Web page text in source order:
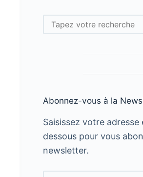
Rechercher
Abonnez-vous à la
Saisissez votre adresse
dessous pour vous
newsletter.